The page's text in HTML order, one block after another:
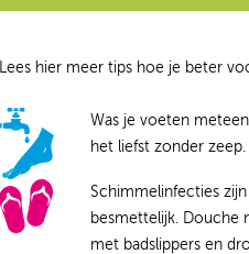
Lees hier meer tips hoe je beter
Was je voeten
het liefst zonder zeep.
Schimmelinfecties
besmettelijk. Douche
met badslippers en